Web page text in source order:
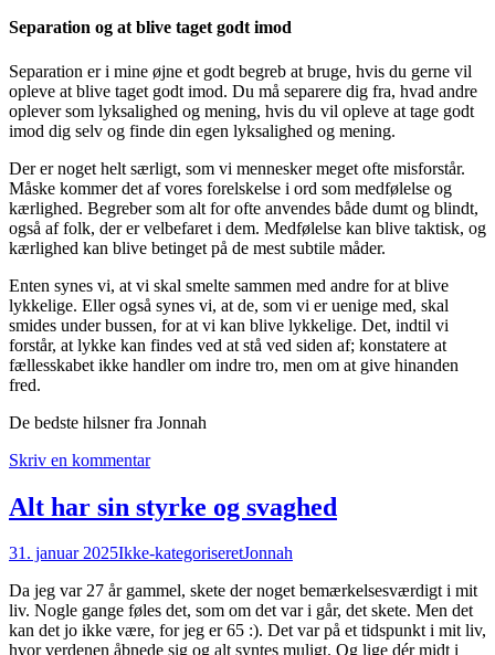
Separation og at blive taget godt imod
Separation er i mine øjne et godt begreb at bruge, hvis du gerne vil
opleve at blive taget godt imod. Du må separere dig fra, hvad andre
oplever som lyksalighed og mening, hvis du vil opleve at tage godt
imod dig selv og finde din egen lyksalighed og mening.
Der er noget helt særligt, som vi mennesker meget ofte misforstår.
Måske kommer det af vores forelskelse i ord som medfølelse og
kærlighed. Begreber som alt for ofte anvendes både dumt og blindt,
også af folk, der er velbefaret i dem. Medfølelse kan blive taktisk, og
kærlighed kan blive betinget på de mest subtile måder.
Enten synes vi, at vi skal smelte sammen med andre for at blive
lykkelige. Eller også synes vi, at de, som vi er uenige med, skal
smides under bussen, for at vi kan blive lykkelige. Det, indtil vi
forstår, at lykke kan findes ved at stå ved siden af; konstatere at
fællesskabet ikke handler om indre tro, men om at give hinanden
fred.
De bedste hilsner fra Jonnah
Skriv en kommentar
Alt har sin styrke og svaghed
31. januar 2025Ikke-kategoriseretJonnah
Da jeg var 27 år gammel, skete der noget bemærkelsesværdigt i mit
liv. Nogle gange føles det, som om det var i går, det skete. Men det
kan det jo ikke være, for jeg er 65 :). Det var på et tidspunkt i mit liv,
hvor verdenen åbnede sig og alt syntes muligt. Og lige dér midt i